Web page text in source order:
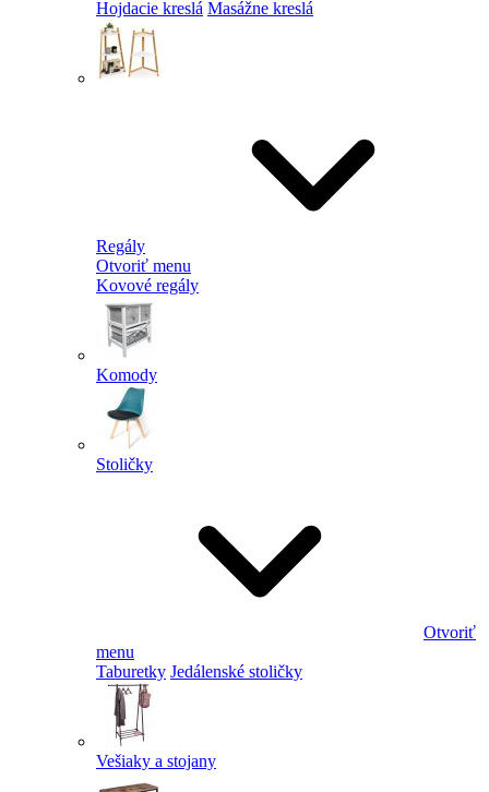
Hojdacie kreslá Masážne kreslá
Regály
Otvoriť menu
Kovové regály
Komody
Stoličky
Otvoriť
menu
Taburetky Jedálenské stoličky
Vešiaky a stojany